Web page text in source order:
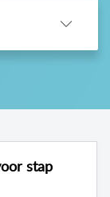
stap